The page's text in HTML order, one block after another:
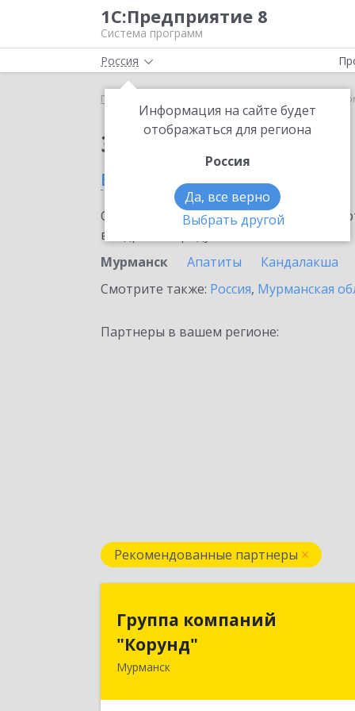
1С:Предприятие 8
Система программ
Россия
Информация на сайте будет
отображаться для региона
Россия
Да, все верно
Выбрать другой
Главная ЮKassa в
Заказать ЮKassa
в Мурманске
Ознакомьтесь с информационными
внедрение продукта.
Мурманск
Апатиты Кандалакша
Смотрите также: Россия, Мурманская
Партнеры в вашем регионе:
Рекомендованные партнеры
Группа компаний
"Корунд"
Мурманск
Группа компаний
183025, Мурманская обл, Мурманск г,